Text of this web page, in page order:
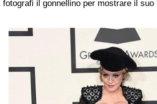
fotografi il gonnellino per mostrare il suo